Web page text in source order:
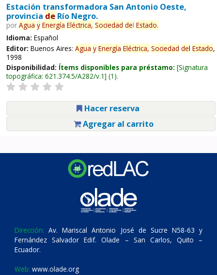
Estación transformadora San Antonio Oeste,
provincia deRío Negro.
por Agua y Energía Eléctrica, Sociedad del Estado.
Idioma: Español
Editor: Buenos Aires: Agua y Energía Eléctrica, Sociedad del Estado,
1998
Disponibilidad: Ítems disponibles para préstamo: Signatura
topográfica: 621.374.5/A282/v.1 (1).
Hacer reserva
Agregar al carrito
Dirección: Av. Mariscal Antonio José de Sucre N58-63 y
Fernández Salvador Edif. Olade – San Carlos, Quito –
Ecuador.
Web: www.olade.org